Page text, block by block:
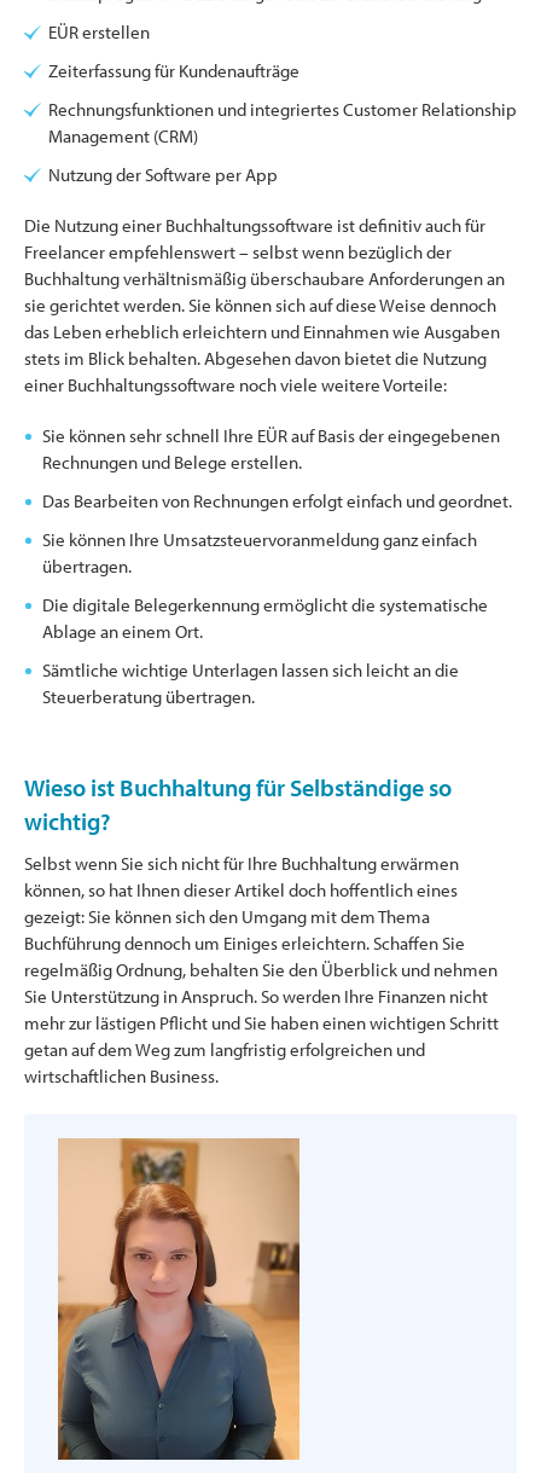
EÜR erstellen
Zeiterfassung für Kundenaufträge
Rechnungsfunktionen und integriertes Customer Relationship
Management (CRM)
Nutzung der Software per App
Die Nutzung einer Buchhaltungssoftware ist definitiv auch für
Freelancer empfehlenswert – selbst wenn bezüglich der
Buchhaltung verhältnismäßig überschaubare Anforderungen an
sie gerichtet werden. Sie können sich auf diese Weise dennoch
das Leben erheblich erleichtern und Einnahmen wie Ausgaben
stets im Blick behalten. Abgesehen davon bietet die Nutzung
einer Buchhaltungssoftware noch viele weitere Vorteile:
Sie können sehr schnell Ihre EÜR auf Basis der eingegebenen
Rechnungen und Belege erstellen.
Das Bearbeiten von Rechnungen erfolgt einfach und geordnet.
Sie können Ihre Umsatzsteuervoranmeldung ganz einfach
übertragen.
Die digitale Belegerkennung ermöglicht die systematische
Ablage an einem Ort.
Sämtliche wichtige Unterlagen lassen sich leicht an die
Steuerberatung übertragen.
Wieso ist Buchhaltung für Selbständige so
wichtig?
Selbst wenn Sie sich nicht für Ihre Buchhaltung erwärmen
können, so hat Ihnen dieser Artikel doch hoffentlich eines
gezeigt: Sie können sich den Umgang mit dem Thema
Buchführung dennoch um Einiges erleichtern. Schaffen Sie
regelmäßig Ordnung, behalten Sie den Überblick und nehmen
Sie Unterstützung in Anspruch. So werden Ihre Finanzen nicht
mehr zur lästigen Pflicht und Sie haben einen wichtigen Schritt
getan auf dem Weg zum langfristig erfolgreichen und
wirtschaftlichen Business.